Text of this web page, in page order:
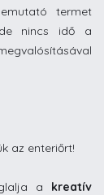
termet
nincs idő a
az enteriőrt!
a kreatív